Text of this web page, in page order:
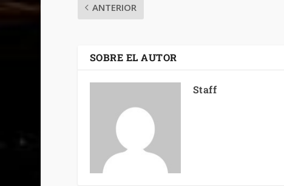
ANTERIOR
SOBRE EL AUTOR
Staff